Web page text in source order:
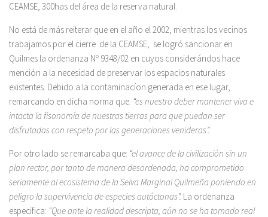
CEAMSE, 300has del área de la reserva natural.
No está de más reiterar que en el año el 2002, mientras los vecinos
trabajamos por el cierre de la CEAMSE, se logró sancionar en
Quilmes la ordenanza Nº 9348/02 en cuyos considerándos hace
mención a la necesidad de preservar los espacios naturales
existentes. Debido a la contaminacíon generada en ese lugar,
remarcando en dicha norma que: “es nuestro deber mantener viva e
intacta la fisonomía de nuestras tierras para que puedan ser
disfrutadas con respeto por las generaciones venideras”.
Por otro lado se remarcaba que: “el avance de la civilización sin un
plan rector, por tanto de manera desordenada, ha comprometido
seriamente al ecosistema de la Selva Marginal Quilmeña poniendo en
peligro la supervivencia de especies autóctonas”. La ordenanza
especifica: “Que ante la realidad descripta, aún no se ha tomado real